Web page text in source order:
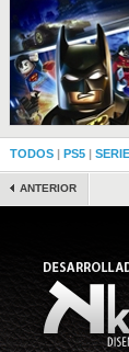
TODOS | PS5 |
ANTERIOR